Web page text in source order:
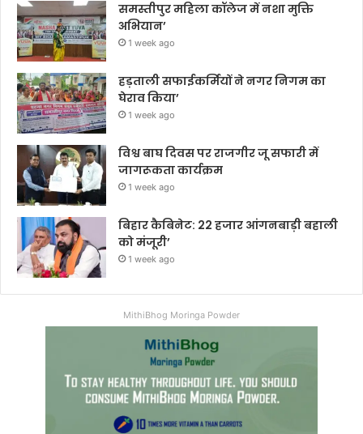
समस्तीपुर महिला कॉलेज में नशा मुक्ति
अभियान’
1 week ago
हड़ताली सफाईकर्मियों ने नगर निगम का
घेराव किया’
1 week ago
विश्व बाघ दिवस पर राजगीर जू सफारी में
जागरूकता कार्यक्रम
1 week ago
बिहार कैबिनेट: 22 हजार आंगनबाड़ी बहाली
को मंजूरी’
1 week ago
MithiBhog Moringa Powder